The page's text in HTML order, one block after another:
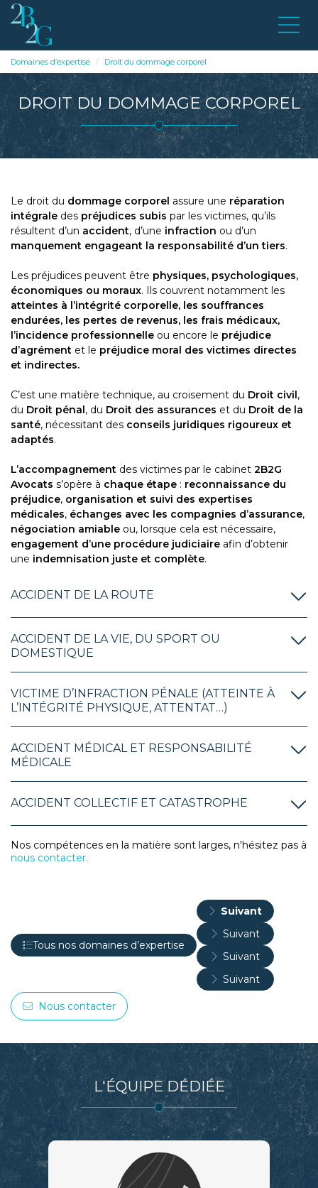
Domaines d’expertise Droit du dommage corporel
DROIT DU DOMMAGE CORPOREL
Le droit du dommage corporel assure une réparation
intégrale des préjudices subis par les victimes, qu’ils
résultent d’un accident, d’une infraction ou d’un
manquement engageant la responsabilité d’un tiers.
Les préjudices peuvent être physiques, psychologiques,
économiques ou moraux. Ils couvrent notamment les
atteintes à l’intégrité corporelle, les souffrances
endurées, les pertes de revenus, les frais médicaux,
l’incidence professionnelle ou encore le préjudice
d’agrément et le préjudice moral des victimes directes
et indirectes.
C’est une matière technique, au croisement du Droit civil,
du Droit pénal, du Droit des assurances et du Droit de la
santé, nécessitant des conseils juridiques rigoureux et
adaptés.
L’accompagnement des victimes par le cabinet 2B2G
Avocats s’opère à chaque étape : reconnaissance du
préjudice, organisation et suivi des expertises
médicales, échanges avec les compagnies d’assurance,
négociation amiable ou, lorsque cela est nécessaire,
engagement d’une procédure judiciaire afin d’obtenir
une indemnisation juste et complète.
ACCIDENT DE LA ROUTE
ACCIDENT DE LA VIE, DU SPORT OU
DOMESTIQUE
VICTIME D’INFRACTION PÉNALE (ATTEINTE À
L’INTÉGRITÉ PHYSIQUE, ATTENTAT…)
ACCIDENT MÉDICAL ET RESPONSABILITÉ
MÉDICALE
ACCIDENT COLLECTIF ET CATASTROPHE
Nos compétences en la matière sont larges, n'hésitez pas à
nous contacter.
Nous contacter
L'ÉQUIPE DÉDIÉE